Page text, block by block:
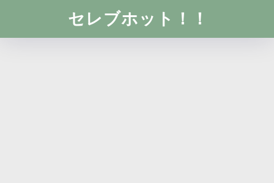
セレブホット！！